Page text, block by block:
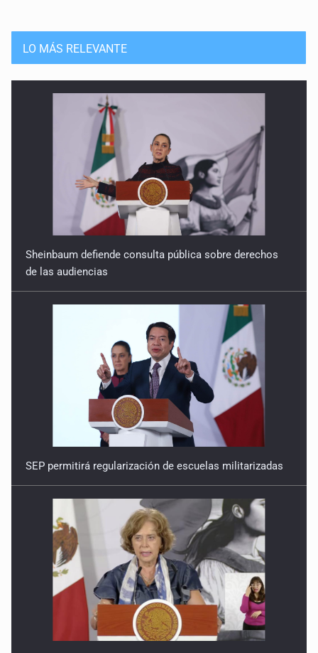
LO MÁS RELEVANTE
Sheinbaum defiende consulta pública sobre derechos
de las audiencias
SEP permitirá regularización de escuelas militarizadas